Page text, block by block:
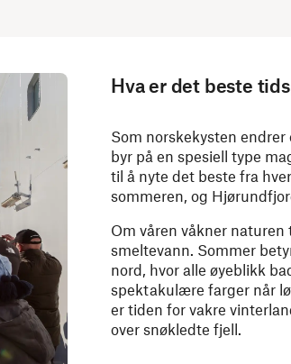
Hva er det beste
Som norskekysten
byr på en spesiell type
til å nyte det beste fra
sommeren, og
Om våren våkner
smeltevann. Sommer
nord, hvor alle øyeblikk
spektakulære farger når
er tiden for vakre
over snøkledte fjell.